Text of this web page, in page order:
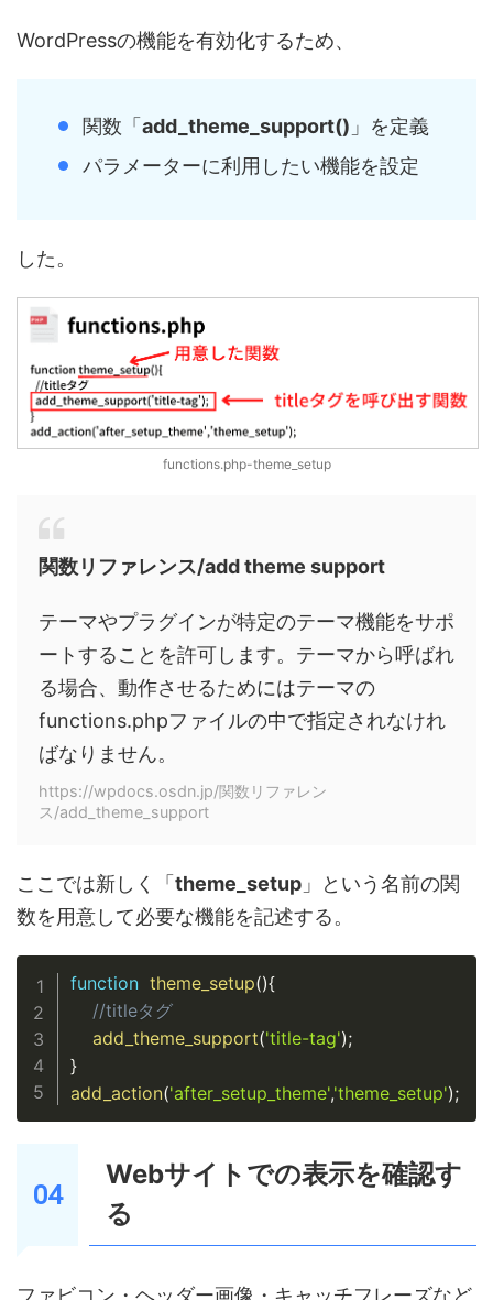
WordPressの機能を有効化するため、
関数「add_theme_support() 」を定義
パラメーターに利用したい機能を設定
した。
functions.php-theme_setup
関数リファレンス/add theme support
テーマやプラグインが特定のテーマ機能をサポ
ートすることを許可します。テーマから呼ばれ
る場合、動作させるためにはテーマの
functions.phpファイルの中で指定されなけれ
ばなりません。
https://wpdocs.osdn.jp/関数リファレン
ス/add_theme_support
ここでは新しく「 theme_setup 」という名前の関
数を用意して必要な機能を記述する。
function theme_setup(){
//titleタグ
add_theme_support('title-tag');
}
add_action('after_setup_theme','theme_setup');
Webサイトでの表示を確認す
る
ファビコン・ヘッダー画像・キャッチフレーズなど